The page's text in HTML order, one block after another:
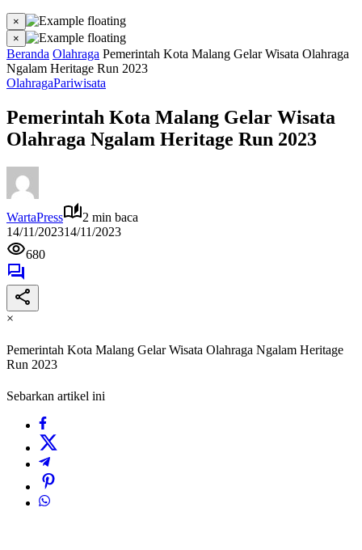
×
×
Beranda Olahraga Pemerintah Kota Malang Gelar Wisata Olahraga
Ngalam Heritage Run 2023
OlahragaPariwisata
Pemerintah Kota Malang Gelar Wisata
Olahraga Ngalam Heritage Run 2023
WartaPress
2 min baca
14/11/202314/11/2023
680
×
Pemerintah Kota Malang Gelar Wisata Olahraga Ngalam Heritage
Run 2023
Sebarkan artikel ini